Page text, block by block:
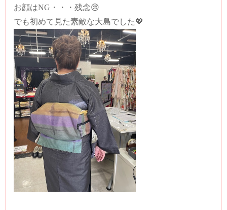
お顔はNG・・・残念😢
でも初めて見た素敵な大島でした💖